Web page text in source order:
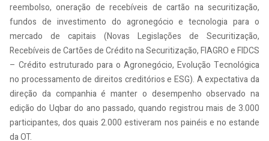
reembolso, oneração de recebíveis de cartão na securitização,
fundos de investimento do agronegócio e tecnologia para o
mercado de capitais (Novas Legislações de Securitização,
Recebíveis de Cartões de Crédito na Securitização, FIAGRO e FIDCS
– Crédito estruturado para o Agronegócio, Evolução Tecnológica
no processamento de direitos creditórios e ESG). A expectativa da
direção da companhia é manter o desempenho observado na
edição do Uqbar do ano passado, quando registrou mais de 3.000
participantes, dos quais 2.000 estiveram nos painéis e no estande
da OT.